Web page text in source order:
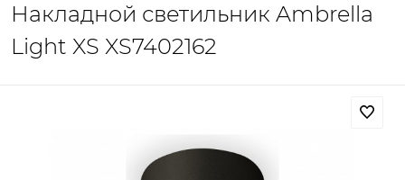
Накладной светильник Ambrella
Light XS XS7402162